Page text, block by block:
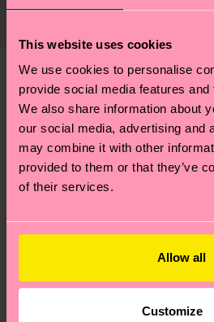
This website uses cookies
We use cookies to personalise
provide social media features
We also share information about
our social media, advertising and
may combine it with other
provided to them or that they’ve
of their services.
Allow all
Customize
Elastane
Weitere Informationen sowie
findest du auf unserer
findest du
. Die
dass es sich hierbei um einen
und die genaue Lieferzeit
deinem Land abhängt.
Du hast Fragen zu einer
Hilfebereich im Artikel
Ähnliche muster
Special
Edition